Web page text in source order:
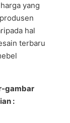
yang
hal
terbaru
gambar
: